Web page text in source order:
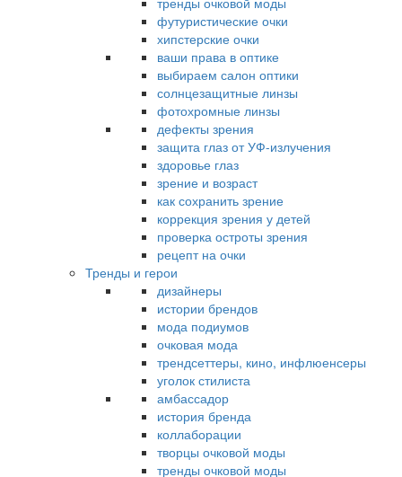
футуристические очки
хипстерские очки
ваши права в оптике
выбираем салон оптики
солнцезащитные линзы
фотохромные линзы
дефекты зрения
защита глаз от УФ-излучения
здоровье глаз
зрение и возраст
как сохранить зрение
коррекция зрения у детей
проверка остроты зрения
рецепт на очки
Тренды и герои
дизайнеры
истории брендов
мода подиумов
очковая мода
трендсеттеры, кино, инфлюенсеры
уголок стилиста
амбассадор
история бренда
коллаборации
творцы очковой моды
тренды очковой моды